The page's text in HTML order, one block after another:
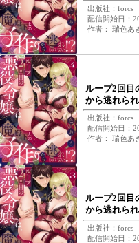
出版社：forcs
配信開始日：
作者： 瑞色あ
ループ2回目
から逃れら
出版社：forcs
配信開始日：
作者： 瑞色あ
ループ2回目
から逃れら
出版社：forcs
配信開始日：